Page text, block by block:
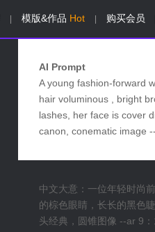
模版&作品 Hot 购买会员
AI Prompt
A young fashion-forward
hair voluminous , bright
lashes, her face is cover
canon, conematic image
中文大意：一位年轻时尚
的棕色眼睛，长长的黑色
头经典，圆锥图像 --ar 9